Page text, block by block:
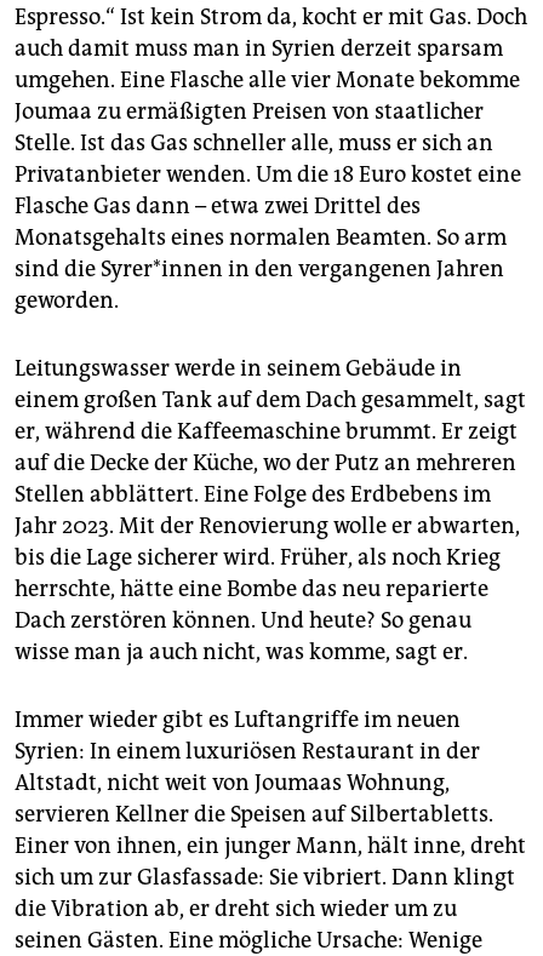
Espresso.“ Ist kein Strom da, kocht er mit Gas. Doch
auch damit muss man in Syrien derzeit sparsam
umgehen. Eine Flasche alle vier Monate bekomme
Joumaa zu ermäßigten Preisen von staatlicher
Stelle. Ist das Gas schneller alle, muss er sich an
Privatanbieter wenden. Um die 18 Euro kostet eine
Flasche Gas dann – etwa zwei Drittel des
Monatsgehalts eines normalen Beamten. So arm
sind die Sy­re­r*in­nen in den vergangenen Jahren
geworden.
Leitungswasser werde in seinem Gebäude in
einem großen Tank auf dem Dach gesammelt, sagt
er, während die Kaffeemaschine brummt. Er zeigt
auf die Decke der Küche, wo der Putz an mehreren
Stellen abblättert. Eine Folge des Erdbebens im
Jahr 2023. Mit der Renovierung wolle er abwarten,
bis die Lage sicherer wird. Früher, als noch Krieg
herrschte, hätte eine Bombe das neu reparierte
Dach zerstören können. Und heute? So genau
wisse man ja auch nicht, was komme, sagt er.
Immer wieder gibt es Luftangriffe im neuen
Syrien: In einem luxuriösen Restaurant in der
Altstadt, nicht weit von Joumaas Wohnung,
servieren Kellner die Speisen auf Silbertabletts.
Einer von ihnen, ein junger Mann, hält inne, dreht
sich um zur Glasfassade: Sie vibriert. Dann klingt
die Vibration ab, er dreht sich wieder um zu
seinen Gästen. Eine mögliche Ursache: Wenige